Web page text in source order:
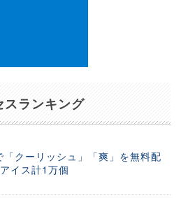
スランキング
「クーリッシュ」「爽」を無料配
イス計1万個